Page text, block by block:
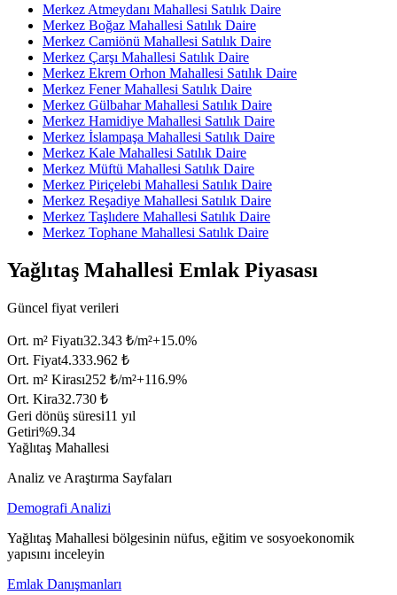
Merkez Atmeydanı Mahallesi Satılık Daire
Merkez Boğaz Mahallesi Satılık Daire
Merkez Camiönü Mahallesi Satılık Daire
Merkez Çarşı Mahallesi Satılık Daire
Merkez Ekrem Orhon Mahallesi Satılık Daire
Merkez Fener Mahallesi Satılık Daire
Merkez Gülbahar Mahallesi Satılık Daire
Merkez Hamidiye Mahallesi Satılık Daire
Merkez İslampaşa Mahallesi Satılık Daire
Merkez Kale Mahallesi Satılık Daire
Merkez Müftü Mahallesi Satılık Daire
Merkez Piriçelebi Mahallesi Satılık Daire
Merkez Reşadiye Mahallesi Satılık Daire
Merkez Taşlıdere Mahallesi Satılık Daire
Merkez Tophane Mahallesi Satılık Daire
Yağlıtaş Mahallesi Emlak Piyasası
Güncel fiyat verileri
Ort. m² Fiyatı32.343 ₺/m²+15.0%
Ort. Fiyat4.333.962 ₺
Ort. m² Kirası252 ₺/m²+116.9%
Ort. Kira32.730 ₺
Geri dönüş süresi11 yıl
Getiri%9.34
Yağlıtaş Mahallesi
Analiz ve Araştırma Sayfaları
Demografi Analizi
Yağlıtaş Mahallesi bölgesinin nüfus, eğitim ve sosyoekonomik
yapısını inceleyin
Emlak Danışmanları